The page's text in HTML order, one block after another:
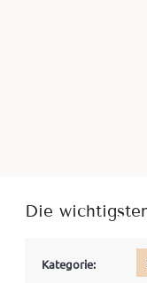
Die
Kategorie: